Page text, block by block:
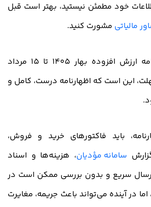
خود مطمئن نیستید، بهتر است قبل
مالیاتی مشورت کنید.
مهلت ارسال اظهارنامه ارزش افزوده بهار 1405 تا 15 مرداد
این است که اظهارنامه درست، کامل و
باید فاکتورهای خرید و فروش،
سامانه مؤدیان، هزینه‌ها و اسناد
سریع و بدون بررسی ممکن است در
اما در آینده می‌تواند باعث جریمه، مغایرت